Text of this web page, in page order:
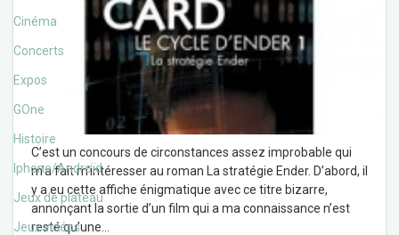
Cinéma
Concerts
Expos
GOne
Histoire
Iphone/Androïd
Jeux de plateau
Jeux vidéos
C’est un concours de circonstances assez improbable qui
m’a fait m’intéresser au roman La stratégie Ender. D’abord, il
y a eu cette affiche énigmatique avec ce titre bizarre,
annonçant la sortie d’un film qui a ma connaissance n’est
resté qu’une